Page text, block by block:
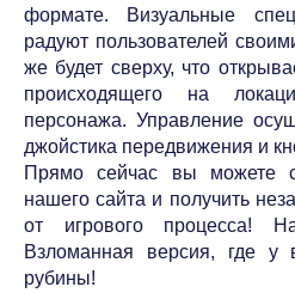
формате. Визуальные
радуют пользователей
же будет сверху, что
происходящего на
персонажа. Управление
джойстика передвижения и
Прямо сейчас вы можете
нашего сайта и получить
от игрового процесса!
Взломанная версия, где у
рубины!